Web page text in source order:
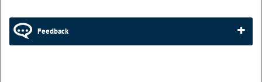
Feedback